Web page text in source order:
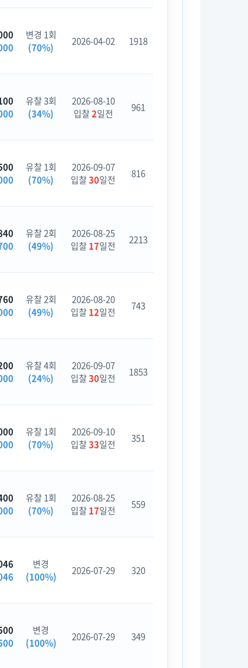
변경 1회
(70%)
2026-04-02 1918
유찰 3회
(34%)
2026-08-10
입찰2일전 961
유찰 1회
(70%)
2026-09-07
입찰30일전 816
유찰 2회
(49%)
2026-08-25
입찰17일전 2213
유찰 2회
(49%)
2026-08-20
입찰12일전 743
유찰 4회
(24%)
2026-09-07
입찰30일전 1853
유찰 1회
(70%)
2026-09-10
입찰33일전 351
유찰 1회
(70%)
2026-08-25
입찰17일전 559
변경
(100%)
2026-07-29 320
변경
(100%)
2026-07-29 349